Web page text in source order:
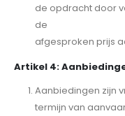
de opdracht door
de
afgesproken prijs
Artikel 4:
Aanbiedingen zijn
termijn van